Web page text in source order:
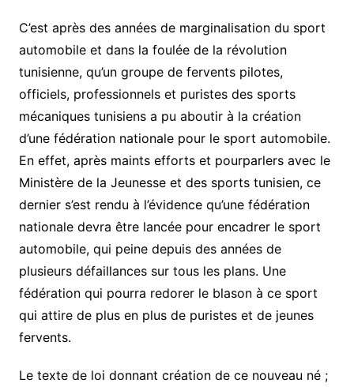
C’est après des années de marginalisation du sport
automobile et dans la foulée de la révolution
tunisienne, qu’un groupe de fervents pilotes,
officiels, professionnels et puristes des sports
mécaniques tunisiens a pu aboutir à la création
d’une fédération nationale pour le sport automobile.
En effet, après maints efforts et pourparlers avec le
Ministère de la Jeunesse et des sports tunisien, ce
dernier s’est rendu à l’évidence qu’une fédération
nationale devra être lancée pour encadrer le sport
automobile, qui peine depuis des années de
plusieurs défaillances sur tous les plans. Une
fédération qui pourra redorer le blason à ce sport
qui attire de plus en plus de puristes et de jeunes
fervents.
Le texte de loi donnant création de ce nouveau né ;